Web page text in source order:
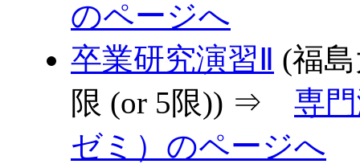
のページへ
卒業研究演習Ⅱ (福
限 (or 5限)) ⇒ 専
ゼミ）のページへ